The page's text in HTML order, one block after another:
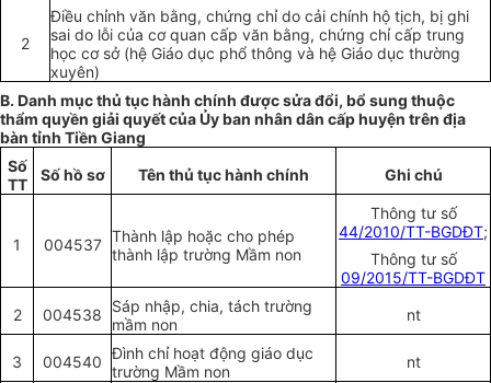
2
Điều chỉnh văn bằng, chứng chỉ do cải chính hộ tịch, bị ghi
sai do lỗi của cơ quan cấp văn bằng, chứng chỉ cấp trung
học cơ sở (hệ Giáo dục phổ thông và hệ Giáo dục thường
xuyên)
B. Danh mục thủ tục hành chính được sửa đổi, bổ sung thuộc
thẩm quyền giải quyết của Ủy ban nhân dân cấp huyện trên địa
bàn tỉnh Tiền Giang
Số
TT
Sốhồ sơ Tên thủ tục hành chính Ghi chú
1 004537 Thành lập hoặc cho phép
thành lập trường Mầm non
Thông tư số
44/2010/TT-BGDĐT;
Thông tư số
09/2015/TT-BGDĐT
2
004538
Sáp nhập, chia, tách trường
mầm non
nt
3 004540 Đình chỉ hoạt động giáo dục
trường Mầm non
nt